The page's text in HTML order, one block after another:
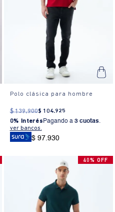
Polo clásica para hombre
$ 139.900$ 104.925
0% Interés Pagando a 3 cuotas.
ver bancos.
$ 97.930
40% OFF